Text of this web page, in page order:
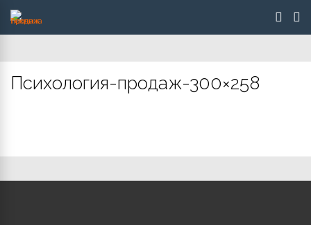
Психология-продаж-300×258